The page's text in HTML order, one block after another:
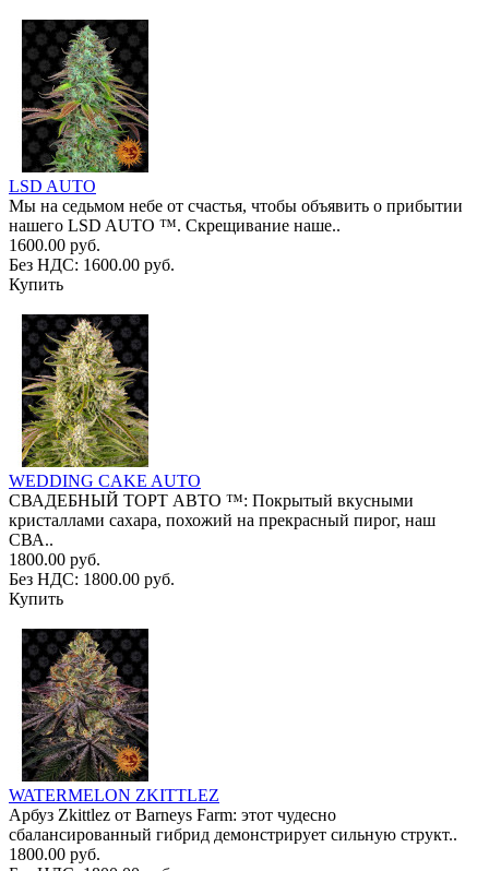
LSD AUTO
Мы на седьмом небе от счастья, чтобы объявить о прибытии
нашего LSD AUTO ™. Скрещивание наше..
1600.00 руб.
Без НДС: 1600.00 руб.
Купить
WEDDING CAKE AUTO
СВАДЕБНЫЙ ТОРТ АВТО ™: Покрытый вкусными
кристаллами сахара, похожий на прекрасный пирог, наш
СВА..
1800.00 руб.
Без НДС: 1800.00 руб.
Купить
WATERMELON ZKITTLEZ
Арбуз Zkittlez от Barneys Farm: этот чудесно
сбалансированный гибрид демонстрирует сильную структ..
1800.00 руб.